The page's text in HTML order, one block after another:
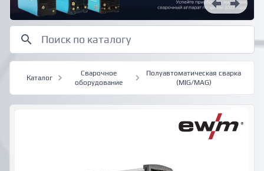
Каталог
Сварочное
оборудование
Полуавтоматическая сварка
(MIG/MAG)